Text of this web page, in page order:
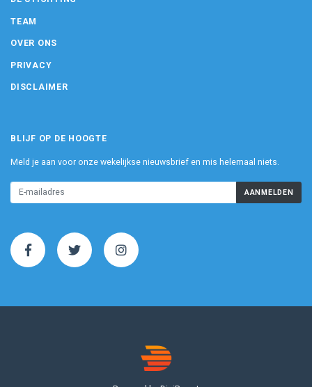
TEAM
OVER ONS
PRIVACY
DISCLAIMER
BLIJF OP DE HOOGTE
Meld je aan voor onze wekelijkse nieuwsbrief en mis helemaal niets.
AANMELDEN